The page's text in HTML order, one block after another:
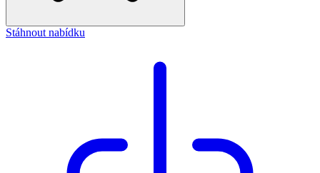
Stáhnout nabídku